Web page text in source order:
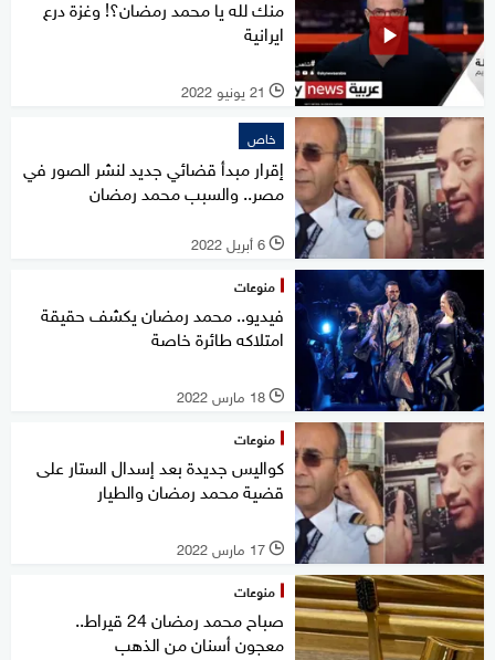
منك لله يا محمد رمضان؟! وغزة درع
ايرانية
l 21 يونيو 2022
خاص
إقرار مبدأ قضائي جديد لنشر الصور في
مصر.. والسبب محمد رمضان
l 6 أبريل 2022
منوعات
فيديو.. محمد رمضان يكشف حقيقة
امتلاكه طائرة خاصة
l 18 مارس 2022
منوعات
كواليس جديدة بعد إسدال الستار على
قضية محمد رمضان والطيار
l 17 مارس 2022
منوعات
صباح محمد رمضان 24 قيراط..
معجون أسنان من الذهب